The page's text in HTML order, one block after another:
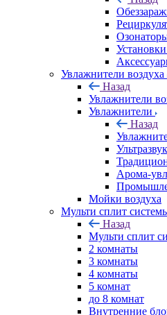
Увлажнители воздуха
Назад
Увлажнители
Увлажнители
Назад
Арома-
Мойки воздуха
Мульти сплит
Назад
Мульти сплит
2 комнаты
3 комнаты
4 комнаты
5 комнат
до 8 комнат
Внутренние